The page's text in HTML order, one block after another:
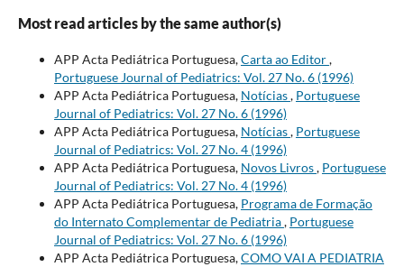
Most read articles by the same author(s)
APP Acta Pediátrica Portuguesa,Carta ao Editor,
Portuguese Journal of Pediatrics: Vol. 27 No. 6 (1996)
APP Acta Pediátrica Portuguesa, Notícias, Portuguese
Journal of Pediatrics: Vol. 27 No. 6 (1996)
APP Acta Pediátrica Portuguesa, Notícias, Portuguese
Journal of Pediatrics: Vol. 27 No. 4 (1996)
APP Acta Pediátrica Portuguesa, Novos Livros, Portuguese
Journal of Pediatrics: Vol. 27 No. 4 (1996)
APP Acta Pediátrica Portuguesa, Programa de Formação
do Internato Complementar de Pediatria, Portuguese
Journal of Pediatrics: Vol. 27 No. 6 (1996)
APP Acta Pediátrica Portuguesa,COMO VAI A PEDIATRIA